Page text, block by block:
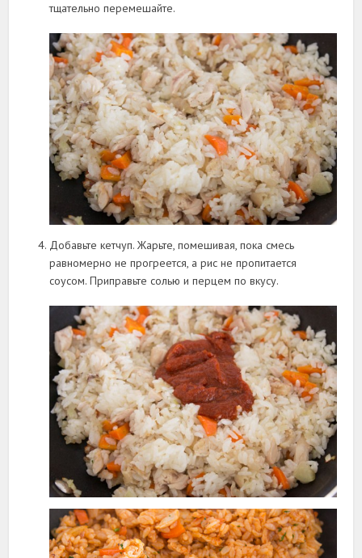
тщательно перемешайте.
Добавьте кетчуп. Жарьте, помешивая, пока смесь
равномерно не прогреется, а рис не пропитается
соусом. Приправьте солью и перцем по вкусу.